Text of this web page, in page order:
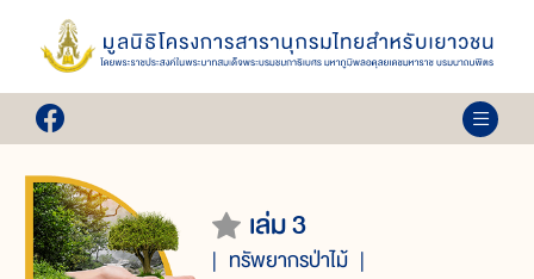
เล่ม 3
ทรัพยากรป่าไม้